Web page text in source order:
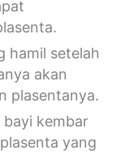
hamil setelah
akan
plasentanya.
bayi kembar
yang